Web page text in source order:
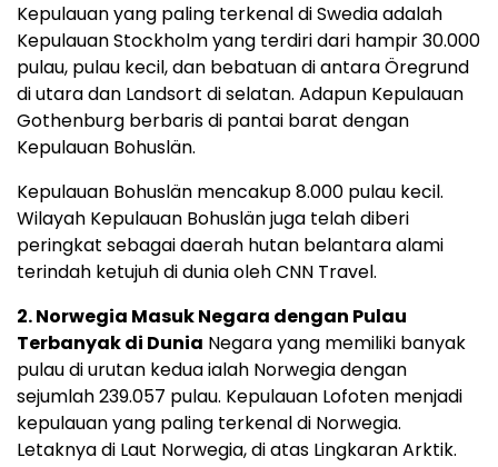
Kepulauan yang paling terkenal di Swedia adalah
Kepulauan Stockholm yang terdiri dari hampir 30.000
pulau, pulau kecil, dan bebatuan di antara Öregrund
di utara dan Landsort di selatan. Adapun Kepulauan
Gothenburg berbaris di pantai barat dengan
Kepulauan Bohuslän.
Kepulauan Bohuslän mencakup 8.000 pulau kecil.
Wilayah Kepulauan Bohuslän juga telah diberi
peringkat sebagai daerah hutan belantara alami
terindah ketujuh di dunia oleh CNN Travel.
2. Norwegia Masuk Negara dengan Pulau
Terbanyak di Dunia Negara yang memiliki banyak
pulau di urutan kedua ialah Norwegia dengan
sejumlah 239.057 pulau. Kepulauan Lofoten menjadi
kepulauan yang paling terkenal di Norwegia.
Letaknya di Laut Norwegia, di atas Lingkaran Arktik.